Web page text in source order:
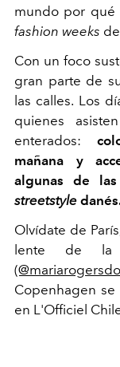
mundo por qué
fashion weeks
Con un foco
gran parte de
las calles. Los
quienes
enterados:
mañana y
algunas de las
streetstyle
Olvídate de
lente de
Copenhagen
en L'Officiel